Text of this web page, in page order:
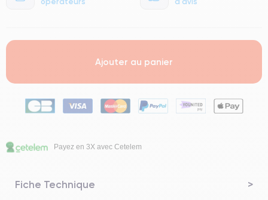
Ajouter au panier
Payez en 3X avec Cetelem
Fiche Technique